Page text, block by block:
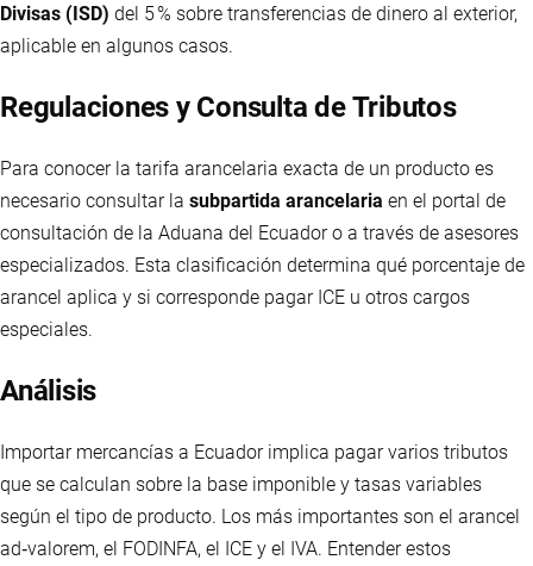
Divisas (ISD) del 5 % sobre transferencias de dinero al exterior,
aplicable en algunos casos.
Regulaciones y Consulta de Tributos
Para conocer la tarifa arancelaria exacta de un producto es
necesario consultar la subpartida arancelaria en el portal de
consultación de la Aduana del Ecuador o a través de asesores
especializados. Esta clasificación determina qué porcentaje de
arancel aplica y si corresponde pagar ICE u otros cargos
especiales.
Análisis
Importar mercancías a Ecuador implica pagar varios tributos
que se calculan sobre la base imponible y tasas variables
según el tipo de producto. Los más importantes son el arancel
ad‑valorem, el FODINFA, el ICE y el IVA. Entender estos